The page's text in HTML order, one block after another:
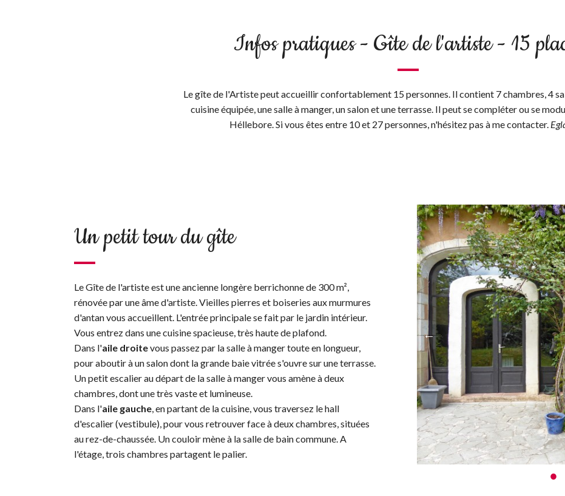
Infos pratiques - Gîte de l'artiste - 15
Le gîte de l'Artiste peut accueillir confortablement 15 personnes. Il contient 7 chambres, 4
cuisine équipée, une salle à manger, un salon et une terrasse. Il peut se compléter ou se
Héllebore. Si vous êtes entre 10 et 27 personnes, n'hésitez pas à me contacter.
Un petit tour du gîte
Le Gîte de l'artiste est une ancienne longère berrichonne de 300 m²,
rénovée par une âme d'artiste. Vieilles pierres et boiseries aux murmures
d'antan vous accueillent. L'entrée principale se fait par le jardin intérieur.
Vous entrez dans une cuisine spacieuse, très haute de plafond.
Dans l'aile droitevous passez par la salle à manger toute en longueur,
pour aboutir à un salon dont la grande baie vitrée s'ouvre sur une terrasse.
Un petit escalier au départ de la salle à manger vous amène à deux
chambres, dont une très vaste et lumineuse.
Dans l'aile gauche, en partant de la cuisine, vous traversez le hall
d'escalier (vestibule), pour vous retrouver face à deux chambres, situées
au rez-de-chaussée. Un couloir mène à la salle de bain commune. A
l'étage, trois chambres partagent le palier.